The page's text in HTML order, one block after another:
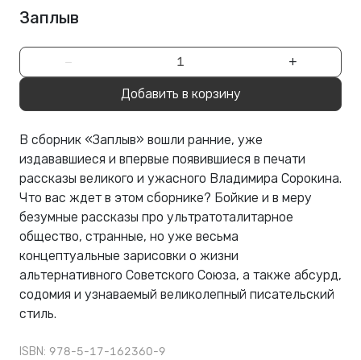
Заплыв
− +
Добавить в корзину
В сборник «Заплыв» вошли ранние, уже
издававшиеся и впервые появившиеся в печати
рассказы великого и ужасного Владимира Сорокина.
Что вас ждет в этом сборнике? Бойкие и в меру
безумные рассказы про ультратоталитарное
общество, странные, но уже весьма
концептуальные зарисовки о жизни
альтернативного Советского Союза, а также абсурд,
содомия и узнаваемый великолепный писательский
стиль.
ISBN: 978-5-17-162360-9